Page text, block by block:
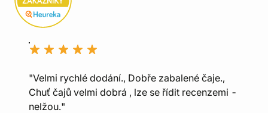
"Velmi rychlé dodání., Dobře zabalené čaje.,
Chuť čajů velmi dobrá , lze se řídit recenzemi -
nelžou."